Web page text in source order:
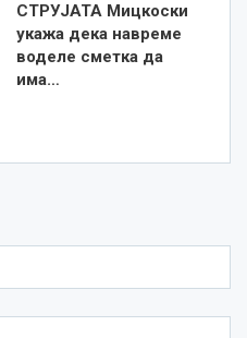
СТРУЈАТА Мицкоски
укажа дека навреме
воделе сметка да
има…